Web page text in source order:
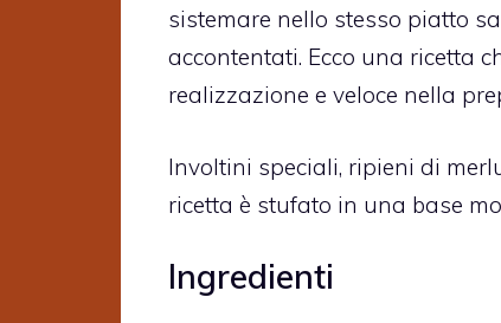
sistemare nello stesso piatto
accontentati. Ecco una ricetta
realizzazione e veloce nella
Involtini speciali, ripieni di
ricetta è stufato in una base
Ingredienti